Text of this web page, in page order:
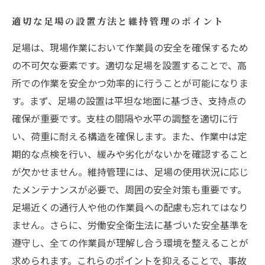
適切な足場の設置方法と維持管理のポイント
足場は、現場作業において作業員の安全を確保するため
の不可欠な要素です。適切な足場を設置することで、高
所での作業を安全かつ効率的に行うことが可能になりま
す。まず、足場の設置は平坦な地面に基づき、支持点の
確保が重要です。支柱の間隔や水平の調整を適切に行
い、荷重に耐える構造を確保します。また、作業中は定
期的な点検を行い、緩みや劣化がないかを確認すること
が欠かせません。維持管理には、足場の使用状況に応じ
たメンテナンスが必要で、周囲の安全対策も重要です。
足場近くの通行人や他の作業員への配慮も忘れてはなり
ません。さらに、労働安全衛生法に基づいた安全基準を
遵守し、全ての作業員が理解し合う環境を整えることが
求められます。これらのポイントを抑えることで、事故